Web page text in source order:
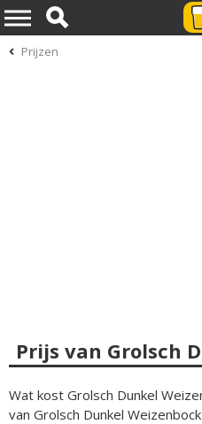
Prijzen
Prijs van Grolsch
Wat kost Grolsch Dunkel
van Grolsch Dunkel